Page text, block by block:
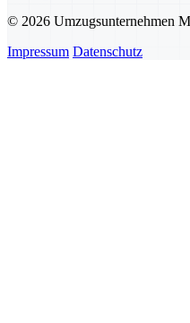
© 2026 Umzugsunternehmen
Impressum Datenschutz